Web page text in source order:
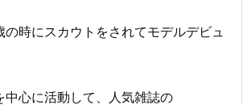
の時にスカウトをされてモデルデビュ
中心に活動して、人気雑誌の